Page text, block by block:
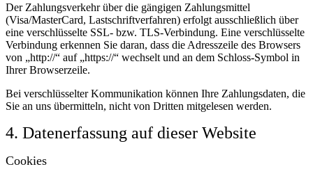
Der Zahlungsverkehr über die gängigen Zahlungsmittel
(Visa/MasterCard, Lastschriftverfahren) erfolgt ausschließlich über
eine verschlüsselte SSL- bzw. TLS-Verbindung. Eine verschlüsselte
Verbindung erkennen Sie daran, dass die Adresszeile des Browsers
von „http://“ auf „https://“ wechselt und an dem Schloss-Symbol in
Ihrer Browserzeile.
Bei verschlüsselter Kommunikation können Ihre Zahlungsdaten, die
Sie an uns übermitteln, nicht von Dritten mitgelesen werden.
4. Datenerfassung auf dieser Website
Cookies